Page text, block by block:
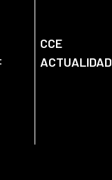
CCE
ACTUALIDAD